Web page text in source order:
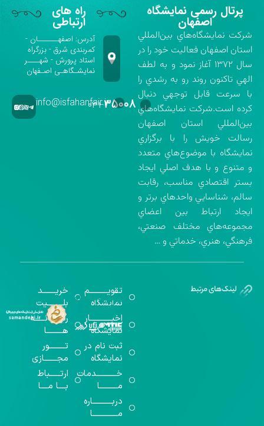
پرتال رسمی نمایشگاه
اصفهان
شركت نمايشگاه‌هاي بين‌المللي
استان اصفهان فعاليت خود را در
سال ۱۳۷۲ آغاز نمود و به لطف
الهي تاكنون روند رو به رشدي را
با سرعت قابل توجهي دنبال
كرده است.شركت نمايشگاه‌هاي
بين‌المللي استان اصفهان
رسالت خويش را با برگزاري
نمايشگاه با موضوع‌هاي متعدد
و متنوع و با هدف اصلي ايجاد
بستر اقتصادي مناسب، رقابت
سالم، شناسايي واحدهاي برتر و
ايجاد ارتباط بين اعضاي
مجموعه‌هاي مختلف صنعتي،
فرهنگي، هنري، خدماتي و …
راه های
ارتباطی
آدرس: اصفهـــــــان -
کمربندی شرق - بزرگراه
استاد پرورش - شهــــر
نمایشـگاهـی اصـفهان
۰۳۱-۳۵۰۰۸info@isfahanfair.ir
تقویــــــــــم
نمایشگاه
اخبــــــــــــار
نمایشگاه
ثبت نام در
نمایشگاه
خـــــــــــدمات
مــــــــــا
دربـــــــــــاره
مــــــــــــــا
خریـــــــد
بلـــــــــیت
رســـــانــــــه
هـــــــــا
تـــــــــور
مجـــــــازی
ارتــــــباط
بــــا مــــا
گواهینامه‌های
اخذ شده